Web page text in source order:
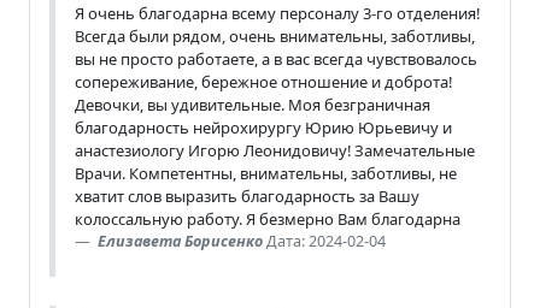
Я очень благодарна всему персоналу 3-го отделения!
Всегда были рядом, очень внимательны, заботливы,
вы не просто работаете, а в вас всегда чувствовалось
сопереживание, бережное отношение и доброта!
Девочки, вы удивительные. Моя безграничная
благодарность нейрохирургу Юрию Юрьевичу и
анастезиологу Игорю Леонидовичу! Замечательные
Врачи. Компетентны, внимательны, заботливы, не
хватит слов выразить благодарность за Вашу
колоссальную работу. Я безмерно Вам благодарна
Елизавета БорисенкоДата: 2024-02-04